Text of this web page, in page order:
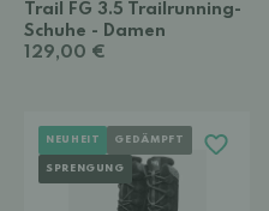
Trail FG 3.5 Trailrunning-
Schuhe - Damen
129,00 €
NEUHEIT GEDÄMPFT
SPRENGUNG